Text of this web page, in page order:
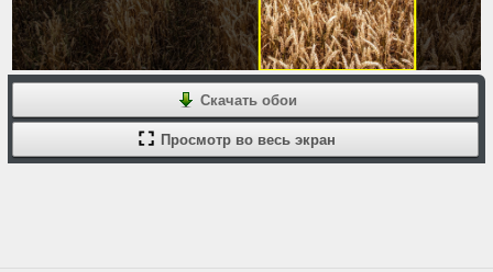
Скачать обои
Просмотр во весь экран